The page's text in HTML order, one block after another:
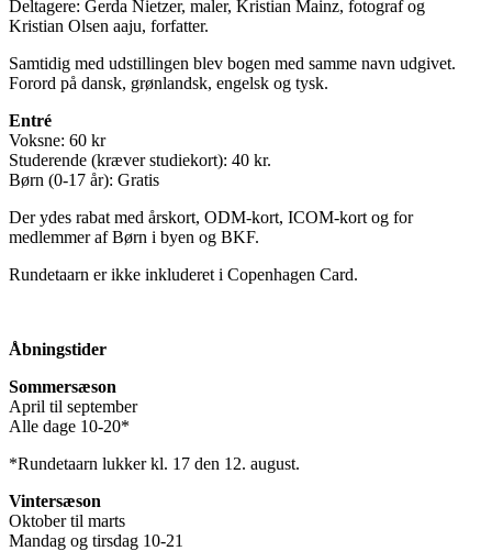
Deltagere: Gerda Nietzer, maler, Kristian Mainz, fotograf og
Kristian Olsen aaju, forfatter.
Samtidig med udstillingen blev bogen med samme navn udgivet.
Forord på dansk, grønlandsk, engelsk og tysk.
Entré
Voksne: 60 kr
Studerende (kræver studiekort): 40 kr.
Børn (0-17 år): Gratis
Der ydes rabat med årskort, ODM-kort, ICOM-kort og for
medlemmer af Børn i byen og BKF.
Rundetaarn er ikke inkluderet i Copenhagen Card.
Åbningstider
Sommersæson
April til september
Alle dage 10-20*
*Rundetaarn lukker kl. 17 den 12. august.
Vintersæson
Oktober til marts
Mandag og tirsdag 10-21